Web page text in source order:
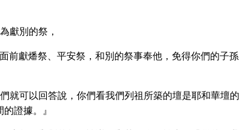
獻別的祭，
前獻燔祭、平安祭，和別的祭事奉他，免得你們的子孫
就可以回答說，你們看我們列祖所築的壇是耶和華壇的
證據。』